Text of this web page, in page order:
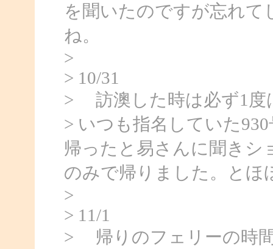
を聞いたのですが忘れて
ね。
>
> 10/31
> 訪澳した時は必ず1度
> いつも指名していた
帰ったと易さんに聞きシ
のみで帰りました。とほ
>
> 11/1
> 帰りのフェリーの時